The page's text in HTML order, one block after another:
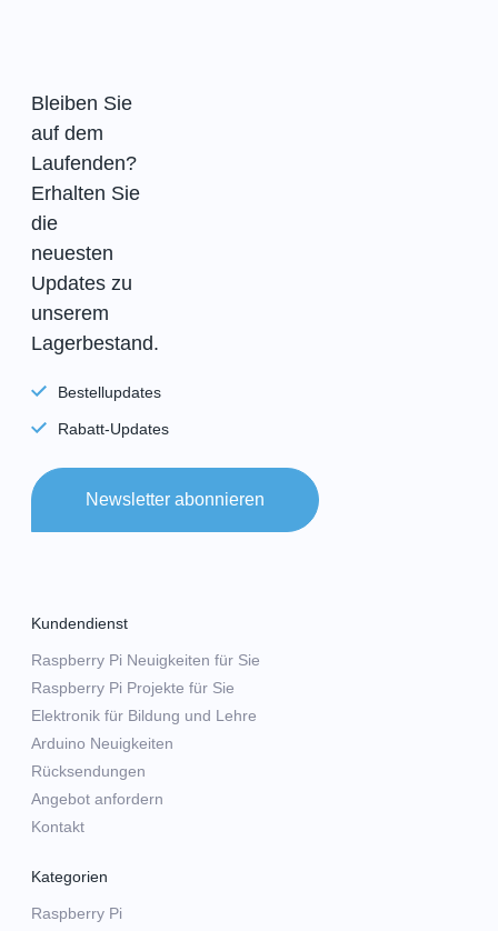
Bleiben Sie
auf dem
Laufenden?
Erhalten Sie
die
neuesten
Updates zu
unserem
Lagerbestand.
Bestellupdates
Rabatt-Updates
Newsletter abonnieren
Kundendienst
Raspberry Pi Neuigkeiten für Sie
Raspberry Pi Projekte für Sie
Elektronik für Bildung und Lehre
Arduino Neuigkeiten
Rücksendungen
Angebot anfordern
Kontakt
Kategorien
Raspberry Pi